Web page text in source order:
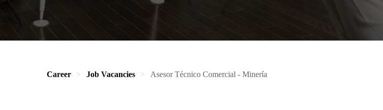
Career Job Vacancies Asesor Técnico Comercial - Minería